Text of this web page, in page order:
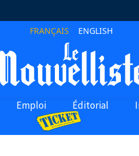
FRANÇAIS ENGLISH
Emploi Éditorial